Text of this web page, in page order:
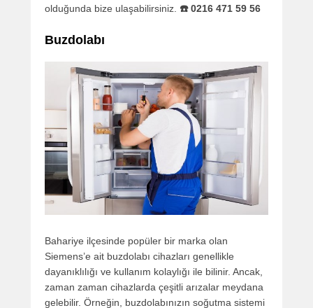
olduğunda bize ulaşabilirsiniz. ☎️ 0216 471 59 56
Buzdolabı
Bahariye ilçesinde popüler bir marka olan
Siemens’e ait buzdolabı cihazları genellikle
dayanıklılığı ve kullanım kolaylığı ile bilinir. Ancak,
zaman zaman cihazlarda çeşitli arızalar meydana
gelebilir. Örneğin, buzdolabınızın soğutma sistemi